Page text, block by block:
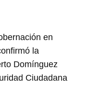
en
la
Domínguez
Ciudadana